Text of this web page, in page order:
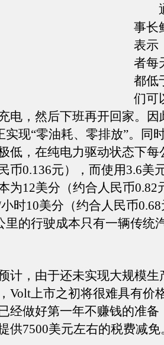
通
事长
表示
者每
都低
们可
电，然后下班再开回家。因
实现“零油耗、零排放”。同
低，在纯电力驱动状态下每
币0.136元），而使用3.6美
为12美分（约合人民币0.82
时10美分（约合人民币
里的行驶成本只有一辆传统
，由于还未实现大规模生
Volt上市之初将很难具有价
经做好第一年不赚钱的准备
供7500美元左右的税费减免